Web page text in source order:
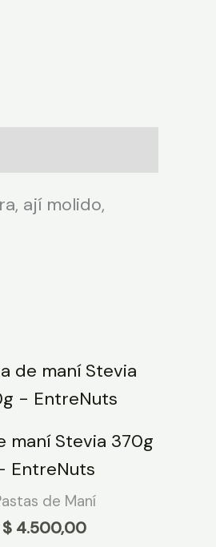
ají molido,
maní Stevia 370g
EntreNuts
de Maní
$ 4.500,00